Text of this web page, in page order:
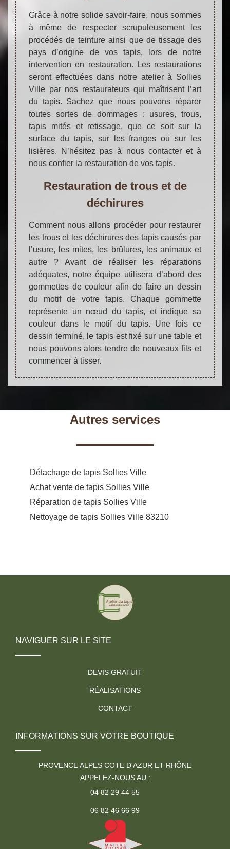
Grâce à notre solide savoir-faire, nous sommes
à même de respecter scrupuleusement les
procédés de teinture ainsi que de tissage des
pays d’origine de vos tapis, lors de notre
intervention en restauration. Les restaurations
seront effectuées dans notre atelier à Sollies
Ville par nos restaurateurs qui maîtrisent l’art
du tapis. Sachez que nous pouvons réparer
toutes sortes de dommages : usures, trous,
tapis mités et retissage, que ce soit sur la
surface du tapis, sur les franges ou sur les
lisières. N’hésitez pas à nous contacter et à
nous confier la restauration de vos tapis.
Restauration de trous et de
déchirures
Comment nous allons procéder pour restaurer
les trous et les déchirures des tapis causés par
l’usure, les mites, les brûlures, les animaux et
autre ? Avant de réaliser les réparations
adéquates, notre équipe utilisera d’abord des
gommettes de couleur afin de faire un dessin
du motif de votre tapis. Chaque gommette
représente un nœud du tapis, et indique sa
couleur dans le motif du tapis. Une fois ce
dessin terminé, le tapis est fixé sur une table et
nous pouvons alors tendre de nouveaux fils et
commencer à tisser.
Autres services
Détachage de tapis Sollies Ville
Achat vente de tapis Sollies Ville
Réparation de tapis Sollies Ville
Nettoyage de tapis Sollies Ville 83210
NAVIGUER SUR LE SITE
DEVIS GRATUIT
RÉALISATIONS
CONTACT
INFORMATIONS SUR VOTRE BOUTIQUE
PROVENCE ALPES COTE D'AZUR ET RHÔNE
APPELEZ-NOUS AU :
04 82 29 44 55
06 82 46 66 99